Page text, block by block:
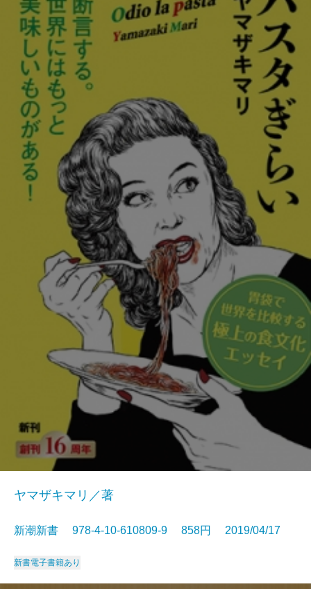
ヤマザキマリ／著
新潮新書 978-4-10-610809-9 858円 2019/04/17
新書電子書籍あり